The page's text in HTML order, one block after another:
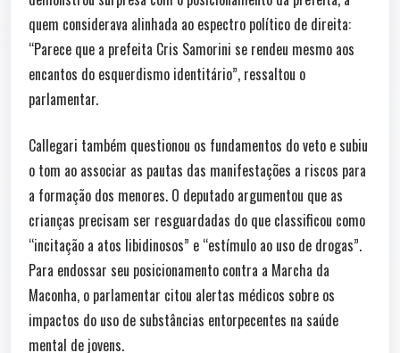
quem considerava alinhada ao espectro político de direita:
“Parece que a prefeita Cris Samorini se rendeu mesmo aos
encantos do esquerdismo identitário”, ressaltou o
parlamentar.
Callegari também questionou os fundamentos do veto e subiu
o tom ao associar as pautas das manifestações a riscos para
a formação dos menores. O deputado argumentou que as
crianças precisam ser resguardadas do que classificou como
“incitação a atos libidinosos” e “estímulo ao uso de drogas”.
Para endossar seu posicionamento contra a Marcha da
Maconha, o parlamentar citou alertas médicos sobre os
impactos do uso de substâncias entorpecentes na saúde
mental de jovens.